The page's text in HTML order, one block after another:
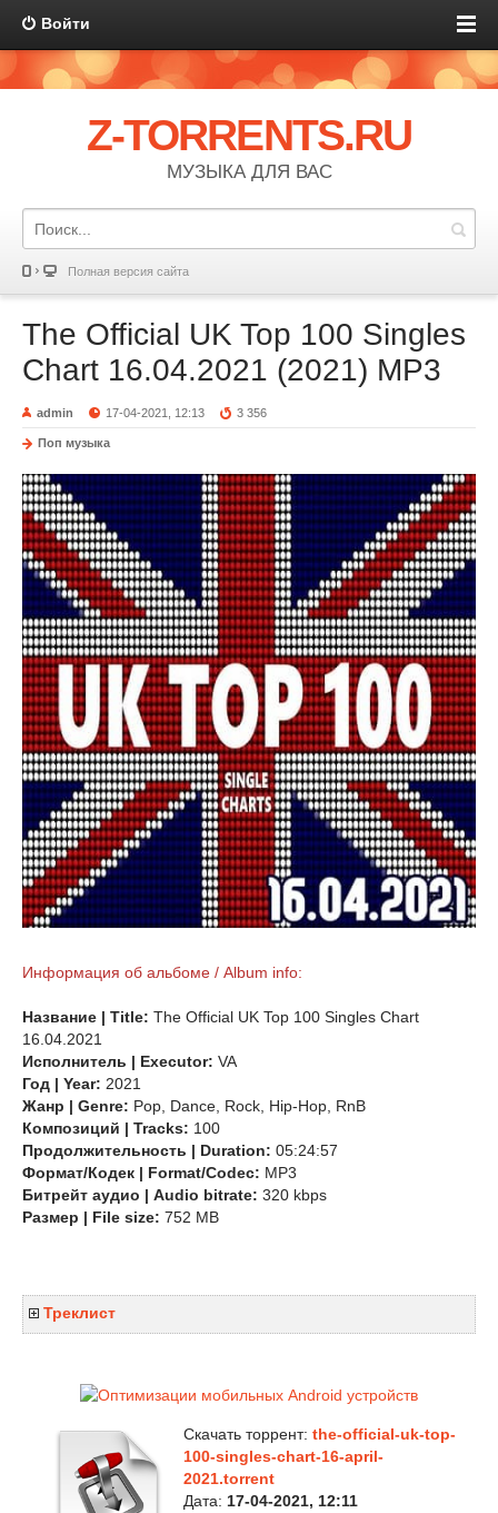
Войти
Z-TORRENTS.RU
МУЗЫКА ДЛЯ ВАС
Полная версия сайта
The Official UK Top 100 Singles
Chart 16.04.2021 (2021) MP3
admin 17-04-2021, 12:13 3 356
Поп музыка
Информация об альбоме / Album info:
Название | Title: The Official UK Top 100 Singles Chart
16.04.2021
Исполнитель | Executor: VA
Год | Year: 2021
Жанр | Genre: Pop, Dance, Rock, Hip-Hop, RnB
Композиций | Tracks: 100
Продолжительность | Duration: 05:24:57
Формат/Кодек | Format/Codec: MP3
Битрейт аудио | Audio bitrate: 320 kbps
Размер | File size: 752 MB
Треклист
Скачать торрент: the-official-uk-top-
100-singles-chart-16-april-
2021.torrent
Дата: 17-04-2021, 12:11